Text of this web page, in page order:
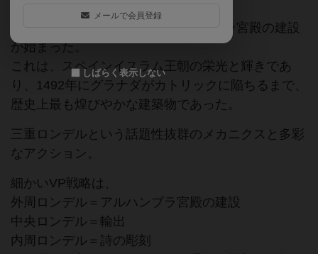
グラナダの丘(サビカ)に、アルハンブラ宮殿の建設
が始まった。
これは、スペインイスラム王朝の栄光と輝きであ
り、1492年にグラナダがカトリックに陥ちるまで、
歴史上最も煌びやかな建築物であった。
三重ロンデルという話題性抜群のメカニクスと多彩
なアクション。
細かいVP戦略は、
外周ロンデル＝アルハンブラ宮殿の建設
中央ロンデル＝輸出
内周ロンデル＝詩の彫刻
メールで会員登録
しばらく表示しない